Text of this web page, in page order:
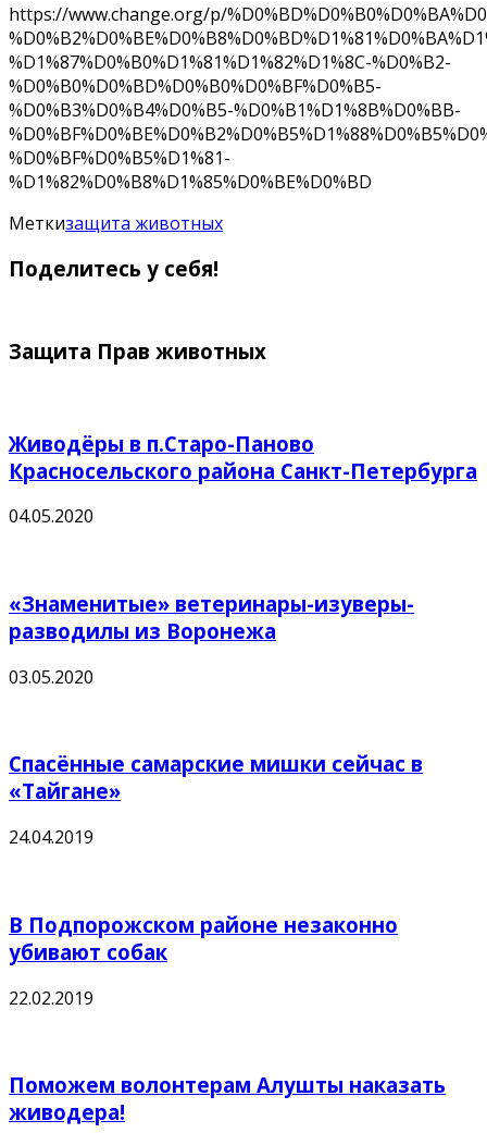
https://www.change.org/p/
%D1%87%D0%B0%D1%81%D1%82%D1%8C-%D0%B2-
%D0%B0%D0%BD%D0%B0%D0%BF%D0%B5-
%D0%B3%D0%B4%D0%B5-%D0%B1%D1%8B%D0%BB-
%D0%BF%D0%B5%D1%81-
%D1%82%D0%B8%D1%85%D0%BE%D0%BD
Меткизащита животных
Поделитесь у себя!
Защита Прав животных
Живодёры в п.Старо-Паново
Красносельского района Санкт-Петербурга
04.05.2020
«Знаменитые» ветеринары-изуверы-
разводилы из Воронежа
03.05.2020
Спасённые самарские мишки сейчас в
«Тайгане»
24.04.2019
В Подпорожском районе незаконно
убивают собак
22.02.2019
Поможем волонтерам Алушты наказать
живодера!